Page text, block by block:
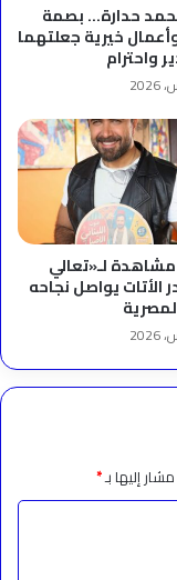
حدارة… بصمة
خيرية جعلتهما
واحترام
مشاهدة لـ«تعالي
الأتات يواصل نجاحه
إليها بـ*